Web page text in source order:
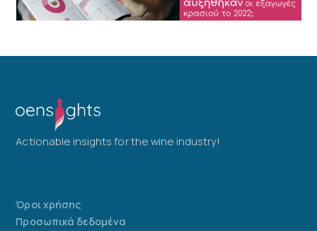
Actionable insights for the wine industry!
Όροι χρήσης
Προσωπικά δεδομένα